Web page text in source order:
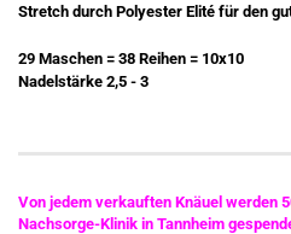
Stretch durch Polyester Elité für den
29 Maschen = 38 Reihen = 10x10
Nadelstärke 2,5 - 3
Von jedem verkauften Knäuel werden
Nachsorge-Klinik in Tannheim